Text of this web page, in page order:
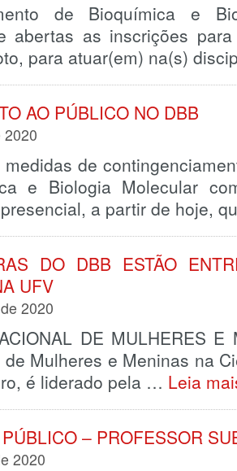
de Bioquímica e
abertas as inscrições
para atuar(em) na(s)
AO PÚBLICO NO DBB
2020
de
e Biologia Molecular
a partir de hoje,
DO DBB ESTÃO
UFV
2020
DE MULHERES
de Mulheres e Meninas na
é liderado pela … Leia
– PROFESSOR
2020